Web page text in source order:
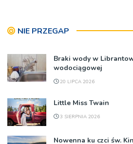
NIE PRZEGAP
Braki wody w
wodociągowej
20 LIPCA 2026
Little Miss Twain
3 SIERPNIA 2026
Nowenna ku czci św.